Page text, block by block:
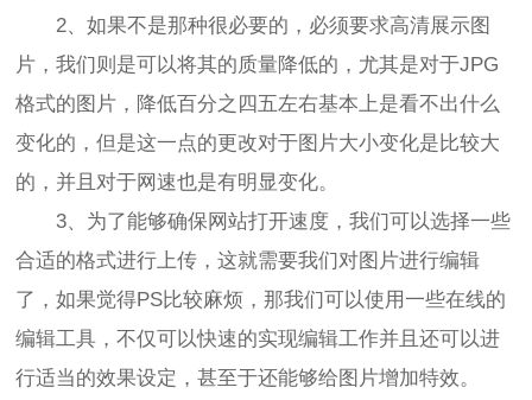
2、如果不是那种很必要的，必须要求高清展示图
片，我们则是可以将其的质量降低的，尤其是对于JPG
格式的图片，降低百分之四五左右基本上是看不出什么
变化的，但是这一点的更改对于图片大小变化是比较大
的，并且对于网速也是有明显变化。
3、为了能够确保网站打开速度，我们可以选择一些
合适的格式进行上传，这就需要我们对图片进行编辑
了，如果觉得PS比较麻烦，那我们可以使用一些在线的
编辑工具，不仅可以快速的实现编辑工作并且还可以进
行适当的效果设定，甚至于还能够给图片增加特效。